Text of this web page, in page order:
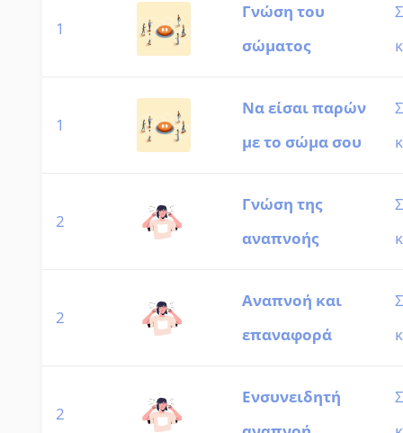
1
Γνώση του
σώματος
1
Να είσαι παρών
με το σώμα σου
2
Γνώση της
αναπνοής
2
Αναπνοή και
επαναφορά
2
Ενσυνειδητή